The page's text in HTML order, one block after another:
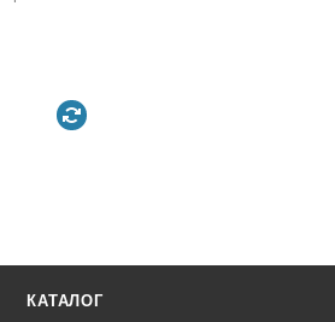
КАТАЛОГ